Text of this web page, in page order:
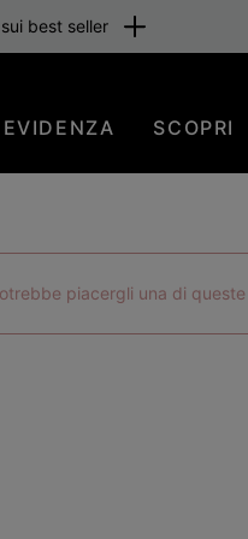
best seller
SCOPRI
piacergli una di queste